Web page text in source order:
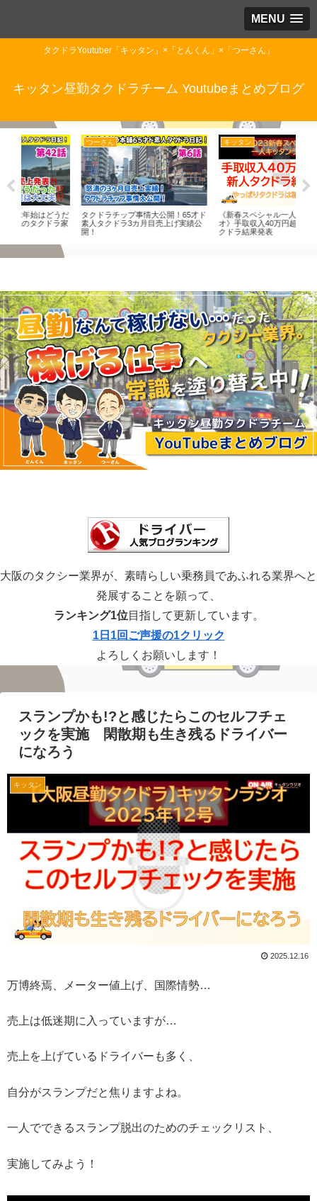
MENU
タクドラYoutuber「キッタン」×「とんくん」×「つーさん」
キッタン昼勤タクドラチーム Youtubeまとめブログ
つーさん
タクドラチップ事情大公開！65才ド
素人タクドラ3カ月目売上げ実績公
キッタン
《新春スペシャル一人キッタンラジ
オ》手取収入40万円超続出 新人タ
大阪のタクシー業界が、素晴らしい乗務員であふれる業界へと
発展することを願って、
ランキング1位目指して更新しています。
1日1回ご声援の1クリック
よろしくお願いします！
スランプかも!?と感じたらこのセルフチェ
ックを実施 閑散期も生き残るドライバー
になろう
キッタン
2025.12.16
万博終焉、メーター値上げ、国際情勢…
売上は低迷期に入っていますが…
売上を上げているドライバーも多く、
自分がスランプだと焦りますよね。
一人でできるスランプ脱出のためのチェックリスト、
実施してみよう！